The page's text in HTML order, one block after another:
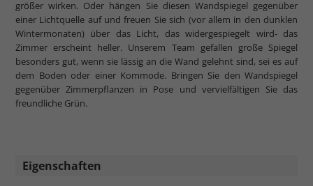
größer wirken. Oder hängen Sie diesen Wandspiegel gegenüber
einer Lichtquelle auf und freuen Sie sich (vor allem in den dunklen
Wintermonaten) über das Licht, das widergespiegelt wird- das
Zimmer erscheint heller. Unserem Team gefallen große Spiegel
besonders gut, wenn sie lässig an die Wand gelehnt sind, sei es auf
dem Boden oder einer Kommode. Bringen Sie den Wandspiegel
gegenüber Zimmerpflanzen in Pose und vervielfältigen Sie das
freundliche Grün.
Eigenschaften